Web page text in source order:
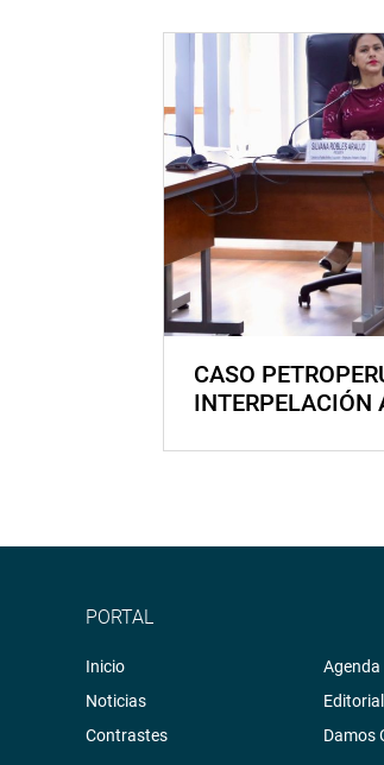
CASO
INTERPELACIÓN
PORTAL
Inicio
Noticias
Contrastes
Agenda
Editorial
Damos